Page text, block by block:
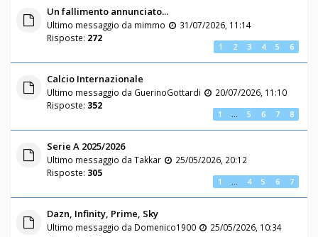
Un fallimento annunciato...
Ultimo messaggio da mimmo
31/07/2026, 11:14
Risposte: 272
1 2 3 4 5 6
Calcio Internazionale
Ultimo messaggio da GuerinoGottardi
20/07/2026, 11:10
Risposte: 352
1 … 5 6 7 8
Serie A 2025/2026
Ultimo messaggio da Takkar
25/05/2026, 20:12
Risposte: 305
1 … 4 5 6 7
Dazn, Infinity, Prime, Sky
Ultimo messaggio da Domenico1900
25/05/2026, 10:34